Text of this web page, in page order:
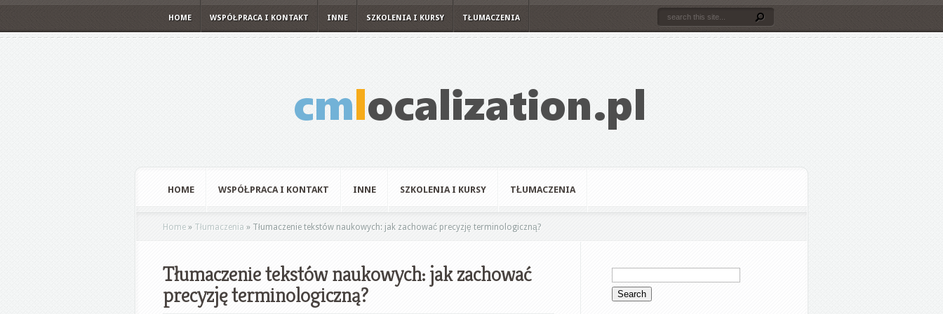
HOME WSPÓŁPRACA I KONTAKT INNE SZKOLENIA I KURSY TŁUMACZENIA
HOME WSPÓŁPRACA I KONTAKT INNE SZKOLENIA I KURSY TŁUMACZENIA
Home » Tłumaczenia » Tłumaczenie tekstów naukowych: jak zachować precyzję terminologiczną?
Tłumaczenie tekstów naukowych: jak zachować
precyzję terminologiczną?